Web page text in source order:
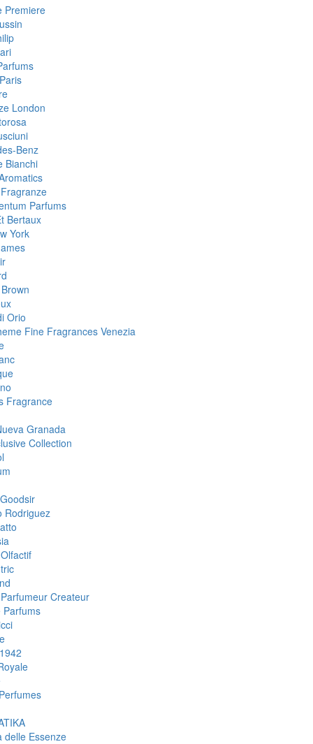
Premiere
London
Benz
Bianchi
Parfums
Bertaux
York
Orio
Fine Fragrances Venezia
Fragrance
Granada
Collection
Rodriguez
Createur
Parfums
delle Essenze